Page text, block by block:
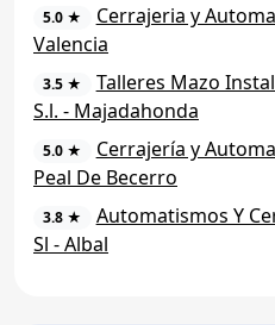
5.0 ★
Cerrajeria y
Valencia
3.5 ★
Talleres Mazo
S.l. - Majadahonda
5.0 ★
Cerrajería y
Peal De Becerro
3.8 ★
Automatismos Y
Sl - Albal